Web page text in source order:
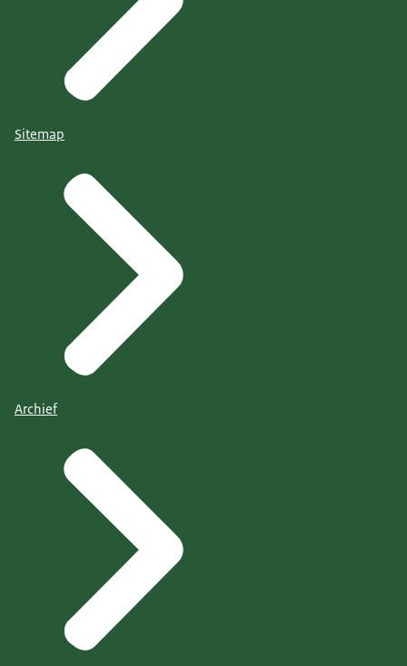
Sitemap
Archief